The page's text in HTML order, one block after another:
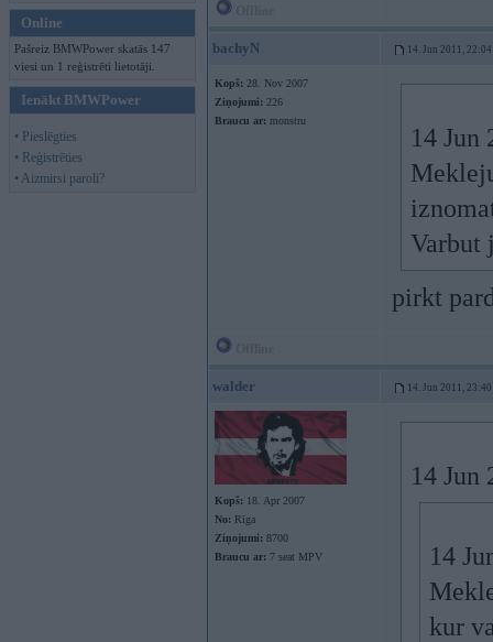
Online
Pašreiz BMWPower skatās 147
viesi un 1 reģistrēti lietotāji.
Ienākt BMWPower
• Pieslēgties
• Reģistrēties
• Aizmirsi paroli?
bachyN 14. Jun 2011, 22:04
Kopš: 28. Nov 2007
Ziņojumi: 226
Braucu ar: monstru
14 Jun
Varbut
pirkt
walder 14. Jun 2011, 23:40
Kopš: 18. Apr 2007
No: Rīga
Ziņojumi: 8700
Braucu ar: 7 seat MPV
14 Jun
14
kur